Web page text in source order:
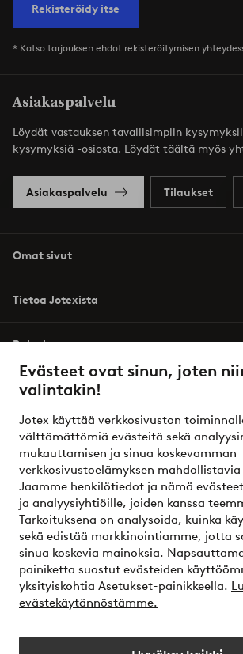
Evästeet ovat sinun, joten
valintakin!
Jotex käyttää verkkosivuston
välttämättömiä evästeitä sekä
mukauttamisen ja sinua koskevamman
verkkosivustoelämyksen
Jaamme henkilötiedot ja nämä
ja analyysiyhtiöille, joiden kanssa
Tarkoituksena on analysoida, kuinka
sekä edistää markkinointiamme, jotta
sinua koskevia mainoksia.
painiketta suostut evästeiden
yksityiskohtia Asetukset-painikkeella.
evästekäytännöstämme.
Rekisteröidy itse
* Katso tarjouksen ehdot rekisteröitymisen
Asiakaspalvelu
Löydät vastauksen tavallisimpiin
kysymyksiä -osiosta. Löydät täältä myös
Asiakaspalvelu Tilaukset
Omat sivut
Tietoa Jotexista
Palvelumme
Ehdot
Ystävät
Turvalliset maksut – maksa nyt
Haluatko tietää lisää
elpy